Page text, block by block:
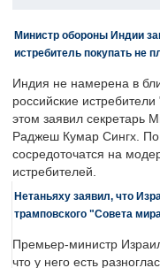
Министр обороны Индии
истребитель покупать не
Индия не намерена в
российские
этом заявил секретарь
Раджеш Кумар Сингх. По
сосредоточатся на
истребителей.
Нетаньяху заявил, что
трамповского "Совета
Премьер-министр
что у него есть